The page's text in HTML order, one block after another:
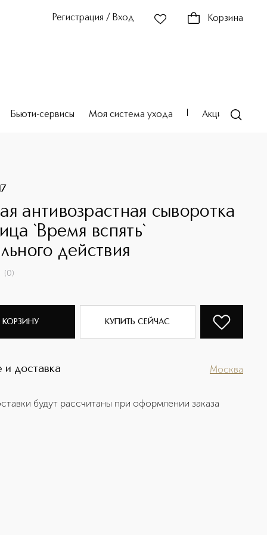
Регистрация / Вход Корзина
Бьюти-сервисы Моя система ухода Акции
антивозрастная сыворотка
`Время вспять`
действия
(0)
КОРЗИНУ КУПИТЬ СЕЙЧАС
и доставка Москва
будут рассчитаны при оформлении заказа